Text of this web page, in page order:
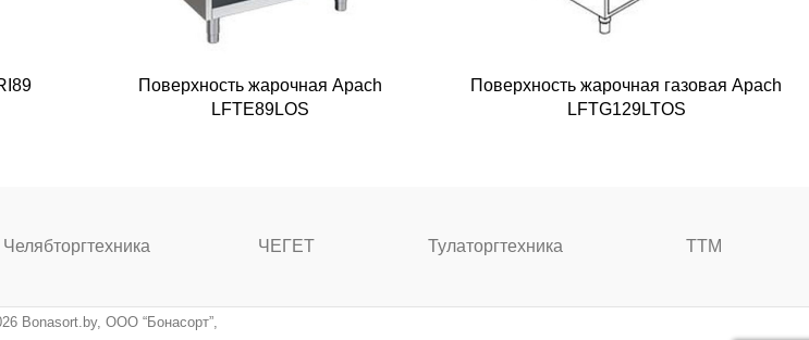
Поверхность жарочная Apach
LFTE89LOS
Поверхность жарочная газовая Apach
LFTG129LTOS
Челябторгтехника ЧЕГЕТ Тулаторгтехника ТТМ
Bonasort.by, ООО “Бонасорт”,